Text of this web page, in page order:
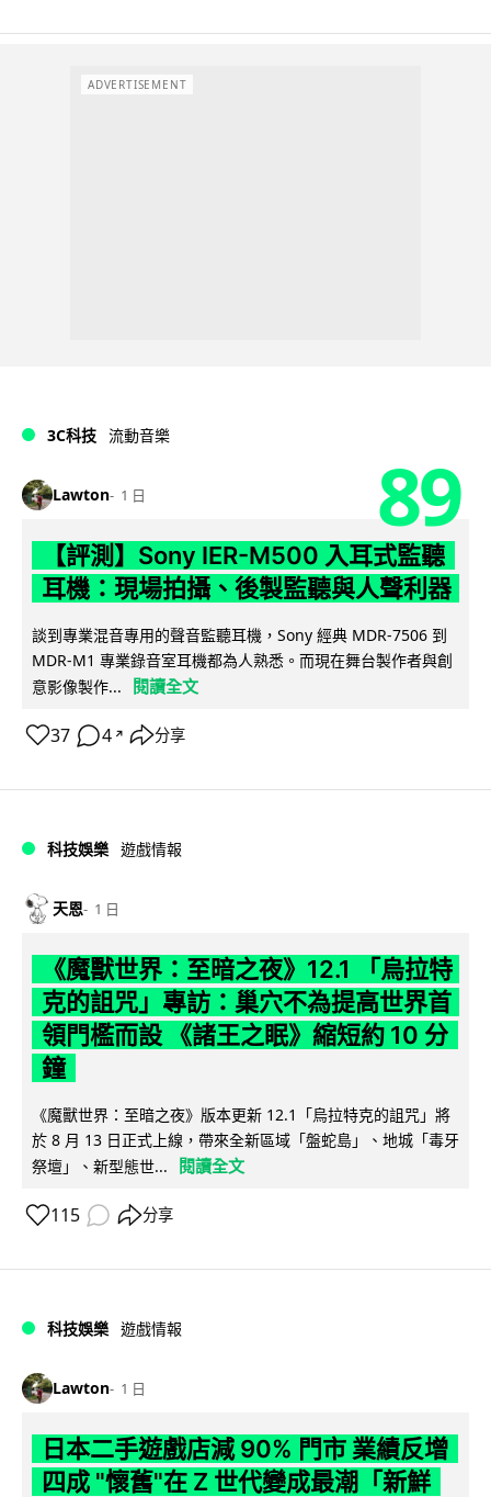
ADVERTISEMENT
3C科技 流動音樂
Lawton 1 日 89
【評測】Sony IER-M500 入耳式監聽
耳機：現場拍攝、後製監聽與人聲利器
談到專業混音專用的聲音監聽耳機，Sony 經典 MDR-7506 到
MDR-M1 專業錄音室耳機都為人熟悉。而現在舞台製作者與創
意影像製作...
閱讀全文
37 4 ↗ 分享
科技娛樂 遊戲情報
天恩 1 日
《魔獸世界：至暗之夜》12.1 「烏拉特
克的詛咒」專訪：巢穴不為提高世界首
領門檻而設 《諸王之眠》縮短約 10 分
鐘
《魔獸世界：至暗之夜》版本更新 12.1「烏拉特克的詛咒」將
於 8 月 13 日正式上線，帶來全新區域「盤蛇島」、地城「毒牙
祭壇」、新型態世...
閱讀全文
115 分享
科技娛樂 遊戲情報
Lawton 1 日
日本二手遊戲店減 90% 門市 業績反增
四成 "懷舊"在 Z 世代變成最潮「新鮮